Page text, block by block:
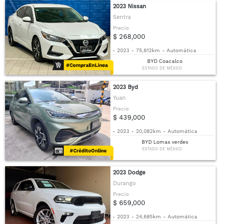
2023 Nissan
Sentra
Precio
$ 268,000
- 2023 - 75,612km - Automática
BYD Coacalco
ESTADO DE MÉXICO
2023 Byd
Yuan
Precio
$ 439,000
- 2023 - 20,082km - Automática
BYD Lomas verdes
ESTADO DE MÉXICO
2023 Dodge
Durango
Precio
$ 659,000
- 2023 - 24,685km - Automática